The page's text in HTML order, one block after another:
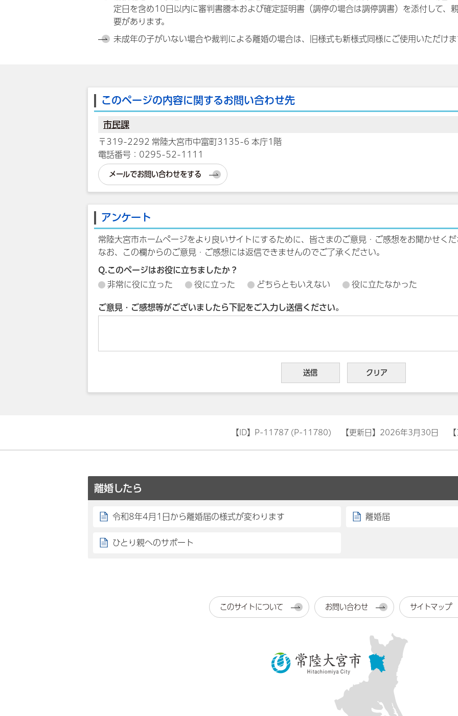
定日を含め10日以内に審判書謄本および確定証明書（調停の場合は調停調書）を添付して、
要があります。
未成年の子がいない場合や裁判による離婚の場合は、旧様式も新様式同様にご使用いただけま
このページの内容に関するお問い合わせ先
市民課
〒319-2292 常陸大宮市中富町3135-6 本庁1階
電話番号：0295-52-1111
メールでお問い合わせをする
アンケート
常陸大宮市ホームページをより良いサイトにするために、皆さまのご意見・ご感想をお聞かせくだ
なお、この欄からのご意見・ご感想には返信できませんのでご了承ください。
Q.このページはお役に立ちましたか？
非常に役に立った
役に立った どちらともいえない 役に立たなかった
ご意見・ご感想等がございましたら下記をご入力し送信ください。
【ID】 P-11787 (P-11780) 【更新日】 2026年3月30日
離婚したら
令和8年4月1日から離婚届の様式が変わります 離婚届
ひとり親へのサポート
このサイトについて お問い合わせ サイトマップ